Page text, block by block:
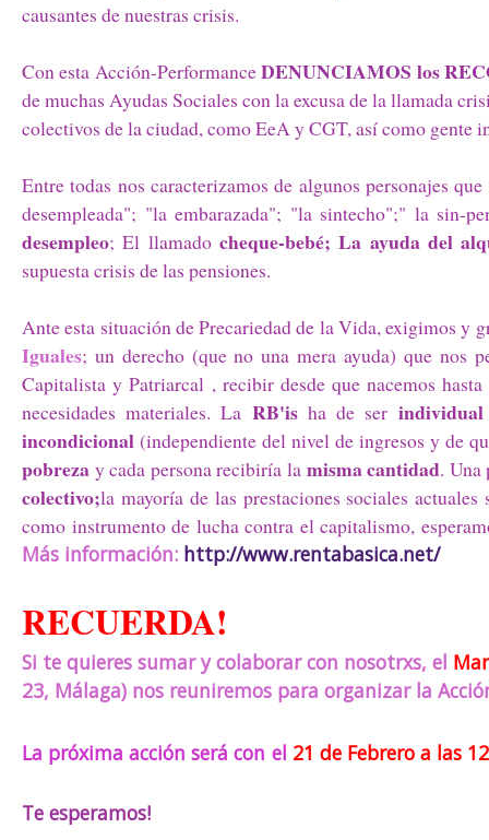
causantes de nuestras crisis.
Con esta Acción-PerformanceDENUNCIAMOS los
de muchas Ayudas Sociales con la excusa de la llamada
colectivos de la ciudad, como EeA y CGT, así como gente
Entre todas nos caracterizamos de algunos personajes
desempleada"; "la embarazada"; "la sintecho";" la sin-
desempleo; El llamado cheque-bebé; La ayuda del
supuesta crisis de las pensiones.
Ante esta situación de Precariedad de la Vida, exigimos y
Iguales; un derecho (que no una mera ayuda) que nos
Capitalista y Patriarcal , recibir desde que nacemos
necesidades materiales. La RB'isha de ser
incondicional (independiente del nivel de ingresos y de
pobreza y cada persona recibiría la misma cantidad. Una
colectivo;la mayoría de las prestaciones sociales
como instrumento de lucha contra el capitalismo,
Más información: http://www.rentabasica.net/
RECUERDA!
Si te quieres sumar y colaborar con nosotrxs, el
23, Málaga) nos reuniremos para organizar la
La próxima acción será con el 21 de Febrero a las
Te esperamos!